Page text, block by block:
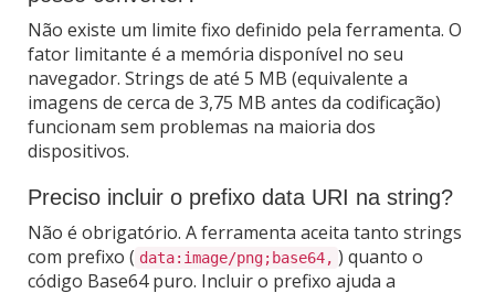
Não existe um limite fixo definido pela ferramenta. O
fator limitante é a memória disponível no seu
navegador. Strings de até 5 MB (equivalente a
imagens de cerca de 3,75 MB antes da codificação)
funcionam sem problemas na maioria dos
dispositivos.
Preciso incluir o prefixo data URI na string?
Não é obrigatório. A ferramenta aceita tanto strings
com prefixo ( data:image/png;base64, ) quanto o
código Base64 puro. Incluir o prefixo ajuda a